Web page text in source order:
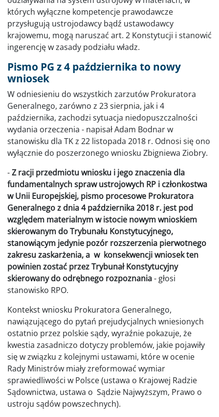
których wyłączne kompetencje prawodawcze
przysługują ustrojodawcy bądź ustawodawcy
krajowemu, mogą naruszać art. 2 Konstytucji i stanowić
ingerencję w zasady podziału władz.
Pismo PG z 4 października to nowy
wniosek
W odniesieniu do wszystkich zarzutów Prokuratora
Generalnego, zarówno z 23 sierpnia, jak i 4
października, zachodzi sytuacja niedopuszczalności
wydania orzeczenia - napisał Adam Bodnar w
stanowisku dla TK z 22 listopada 2018 r. Odnosi się ono
wyłącznie do poszerzonego wniosku Zbigniewa Ziobry.
-Z racji przedmiotu wniosku i jego znaczenia dla
fundamentalnych spraw ustrojowych RP i członkostwa
w Unii Europejskiej, pismo procesowe Prokuratora
Generalnego z dnia 4 października 2018 r. jest pod
względem materialnym w istocie nowym wnioskiem
skierowanym do Trybunału Konstytucyjnego,
stanowiącym jedynie pozór rozszerzenia pierwotnego
zakresu zaskarżenia, a w konsekwencji wniosek ten
powinien zostać przez Trybunał Konstytucyjny
skierowany do odrębnego rozpoznania- głosi
stanowisko RPO.
Kontekst wniosku Prokuratora Generalnego,
nawiązującego do pytań prejudycjalnych wniesionych
ostatnio przez polskie sądy, wyraźnie pokazuje, że
kwestia zasadniczo dotyczy problemów, jakie pojawiły
się w związku z kolejnymi ustawami, które w ocenie
Rady Ministrów miały zreformować wymiar
sprawiedliwości w Polsce (ustawa o Krajowej Radzie
Sądownictwa, ustawa o Sądzie Najwyższym, Prawo o
ustroju sądów powszechnych).